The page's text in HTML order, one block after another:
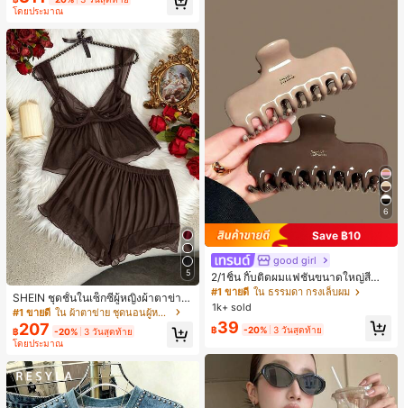
ี, การแข่งม้าดาร์บี้, วันประกาศอิสรภาพ
โดยประมาณ
5
SHEIN ชุดชั้นในเซ็กซี่ผู้หญิงผ้าตาข่าย
มีโครงคัพบาง
#1 ขายดี ใน ผ้าตาข่าย ชุดนอนผู้หญิง
฿207 -20% 3 วันสุดท้าย
โดยประมาณ
6
Save ฿10
good girl
2/1ชิ้น กิ๊บติดผมแฟชั่นขนาดใหญ่สีน้ำ
ตาลชานมสำหรับผู้หญิง เหมาะสำหรับก
ารอาบน้ำ ล้างหน้า และจัดแต่งทรงผม
#1 ขายดี ใน ธรรมดา กรงเล็บผม
1k+ sold
฿39 -20% 3 วันสุดท้าย